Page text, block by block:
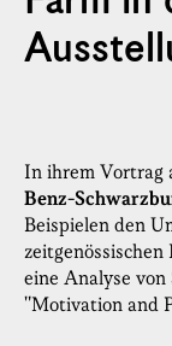
In ihrem
Benz-
Beispielen den
eine Analyse
"Motivation and